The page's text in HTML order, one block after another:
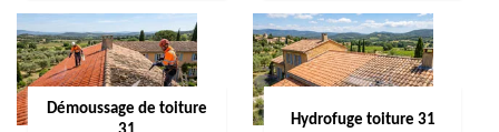
Démoussage de toiture
Hydrofuge toiture 31